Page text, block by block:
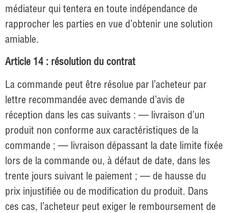
médiateur qui tentera en toute indépendance de
rapprocher les parties en vue d’obtenir une solution
amiable.
Article 14 : résolution du contrat
La commande peut être résolue par l’acheteur par
lettre recommandée avec demande d’avis de
réception dans les cas suivants : — livraison d’un
produit non conforme aux caractéristiques de la
commande ; — livraison dépassant la date limite fixée
lors de la commande ou, à défaut de date, dans les
trente jours suivant le paiement ; — de hausse du
prix injustifiée ou de modification du produit. Dans
ces cas, l’acheteur peut exiger le remboursement de